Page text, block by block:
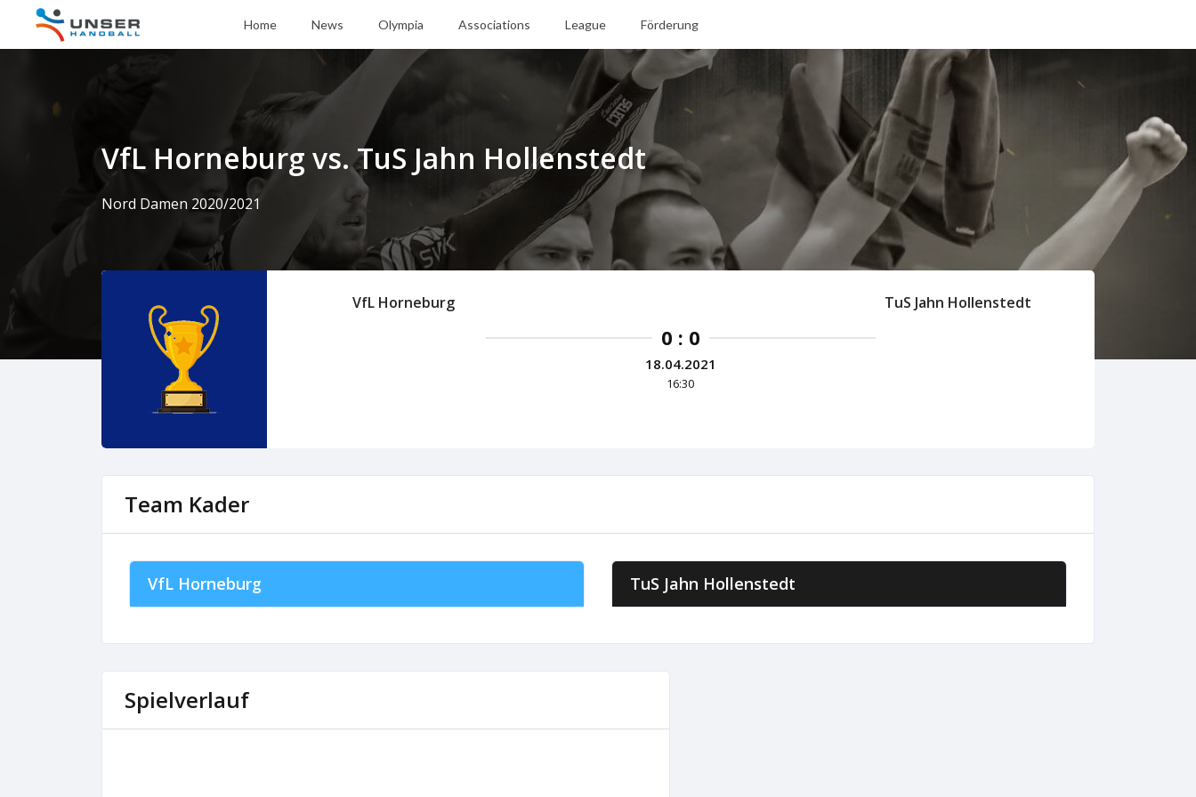
Home News Olympia Associations League Förderung
VfL Horneburg vs. TuS Jahn Hollenstedt
Nord Damen 2020/2021
VfL Horneburg
0 : 0
18.04.2021
16:30
TuS Jahn Hollenstedt
Team Kader
VfL Horneburg TuS Jahn Hollenstedt
Spielverlauf